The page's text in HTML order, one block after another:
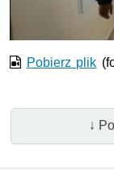
Pobierz plik
↓